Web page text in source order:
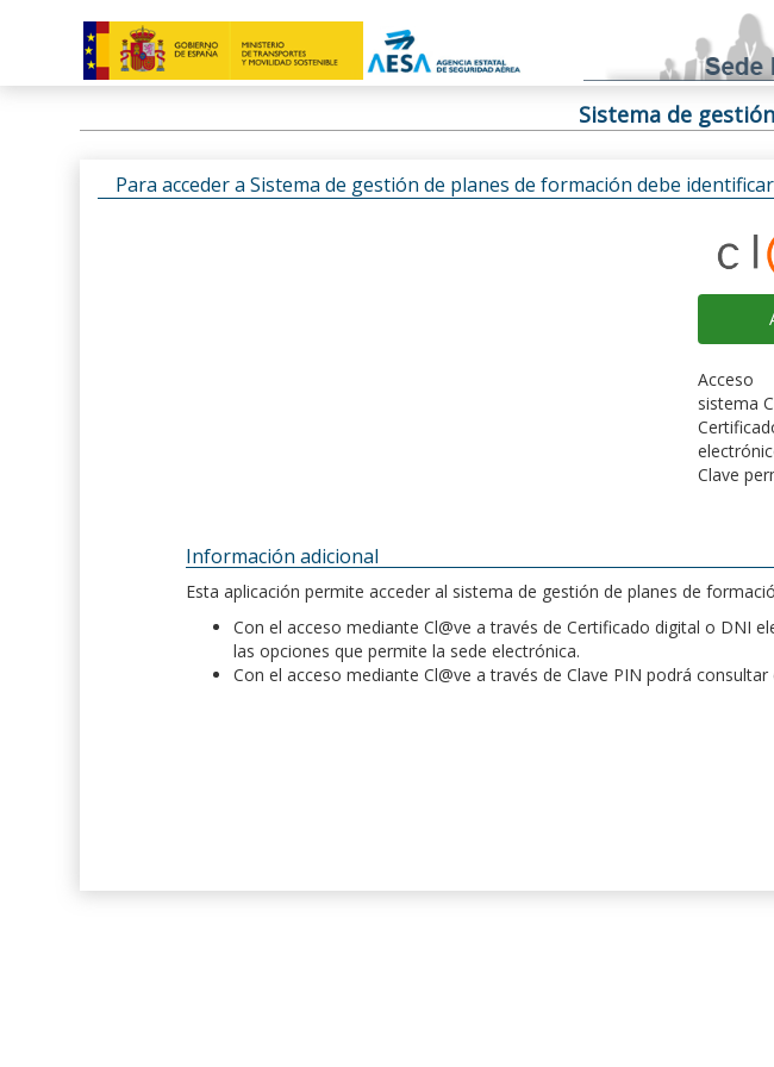
Sistema de
Para acceder a Sistema de gestión de planes de formación debe
sistema
Clave
Información adicional
Esta aplicación permite acceder al sistema de gestión de planes de
Con el acceso mediante Cl@ve a través de Certificado digital o DNI
las opciones que permite la sede electrónica.
Con el acceso mediante Cl@ve a través de Clave PIN podrá